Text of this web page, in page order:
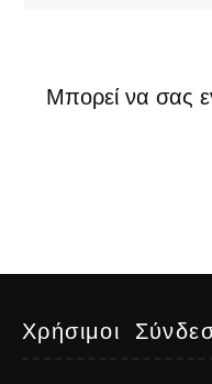
Μπορεί να σας
Χρήσιμοι